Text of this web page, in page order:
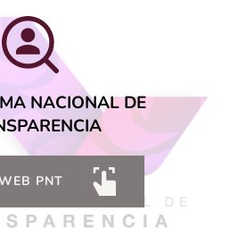
NACIONAL DE
PNT